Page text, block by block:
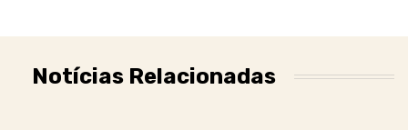
Notícias Relacionadas